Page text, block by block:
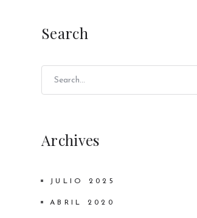
Search
Archives
JULIO 2025
ABRIL 2020